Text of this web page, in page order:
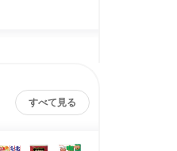
すべて見る